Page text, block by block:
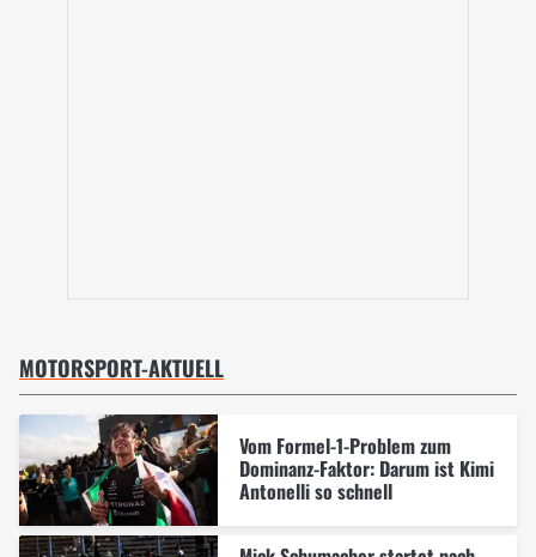
MOTORSPORT-AKTUELL
Vom Formel-1-Problem zum
Dominanz-Faktor: Darum ist Kimi
Antonelli so schnell